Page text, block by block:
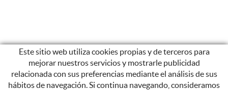
Este sitio web utiliza cookies propias y de terceros para
mejorar nuestros servicios y mostrarle publicidad
relacionada con sus preferencias mediante el análisis de sus
hábitos de navegación. Si continua navegando, consideramos